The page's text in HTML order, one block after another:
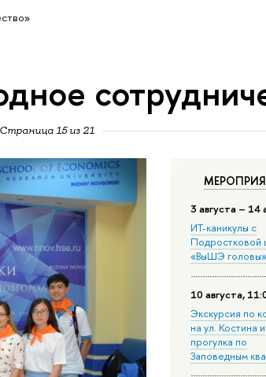
Страница 15 из 21
3 августа – 14
ИТ-каникулы с
Подростковой
«ВыШЭ головы»
10 августа,
Экскурсия по
на ул. Костина и
прогулка по
Заповедным